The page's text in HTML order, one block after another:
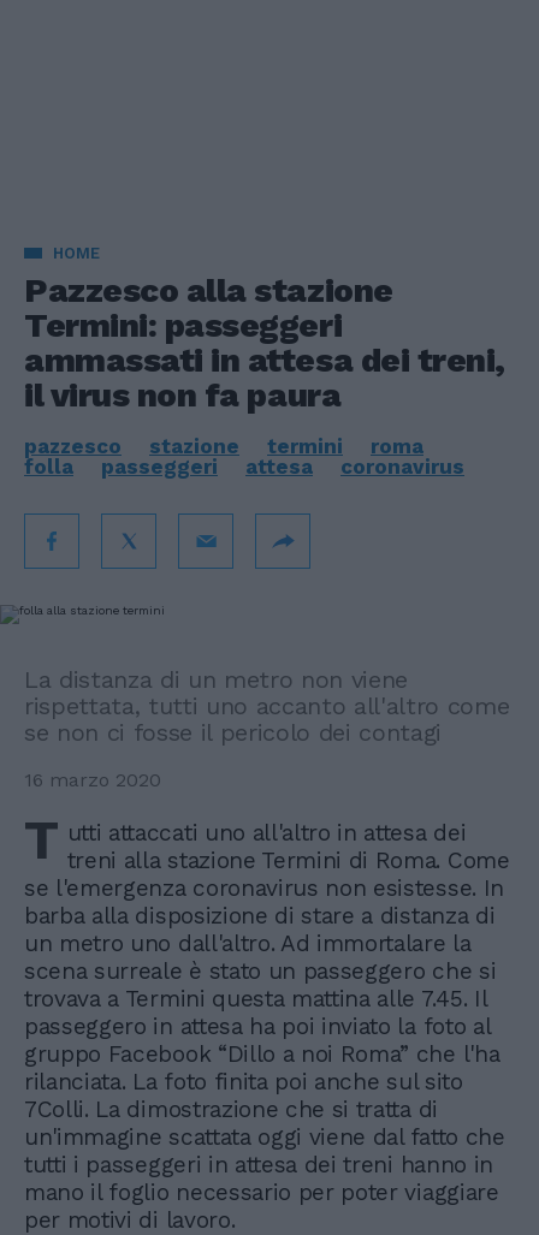
HOME
Pazzesco alla stazione
Termini: passeggeri
ammassati in attesa dei treni,
il virus non fa paura
pazzesco stazione termini
roma
folla
passeggeri attesa coronavirus
La distanza di un metro non viene
rispettata, tutti uno accanto all'altro come
se non ci fosse il pericolo dei contagi
16 marzo 2020
T utti attaccati uno all'altro in attesa dei
treni alla stazione Termini di Roma. Come
se l'emergenza coronavirus non esistesse. In
barba alla disposizione di stare a distanza di
un metro uno dall'altro. Ad immortalare la
scena surreale è stato un passeggero che si
trovava a Termini questa mattina alle 7.45. Il
passeggero in attesa ha poi inviato la foto al
gruppo Facebook “Dillo a noi Roma” che l'ha
rilanciata. La foto finita poi anche sul sito
7Colli. La dimostrazione che si tratta di
un'immagine scattata oggi viene dal fatto che
tutti i passeggeri in attesa dei treni hanno in
mano il foglio necessario per poter viaggiare
per motivi di lavoro.